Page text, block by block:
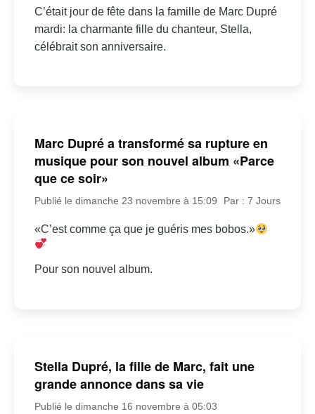
C’était jour de fête dans la famille de Marc Dupré
mardi: la charmante fille du chanteur, Stella,
célébrait son anniversaire.
Marc Dupré a transformé sa rupture en
musique pour son nouvel album «Parce
que ce soir»
Publié le dimanche 23 novembre à 15:09 Par : 7 Jours
«C’est comme ça que je guéris mes bobos.»
Pour son nouvel album.
Stella Dupré, la fille de Marc, fait une
grande annonce dans sa vie
Publié le dimanche 16 novembre à 05:03